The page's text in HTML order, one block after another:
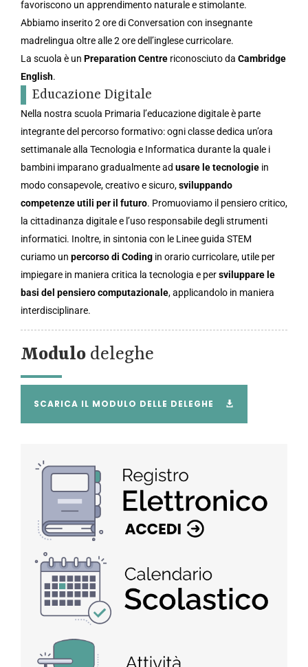
favoriscono un apprendimento naturale e stimolante.
Abbiamo inserito 2 ore di Conversation con insegnante
madrelingua oltre alle 2 ore dell’inglese curricolare.
La scuola è un Preparation Centre riconosciuto da Cambridge
English.
Educazione Digitale
Nella nostra scuola Primaria l’educazione digitale è parte
integrante del percorso formativo: ogni classe dedica un’ora
settimanale alla Tecnologia e Informatica durante la quale i
bambini imparano gradualmente ad usare le tecnologie in
modo consapevole, creativo e sicuro,sviluppando
competenze utili per il futuro. Promuoviamo il pensiero critico,
la cittadinanza digitale e l’uso responsabile degli strumenti
informatici. Inoltre, in sintonia con le Linee guida STEM
curiamo un percorso di Coding in orario curricolare, utile per
impiegare in maniera critica la tecnologia e persviluppare le
basi del pensiero computazionale, applicandolo in maniera
interdisciplinare.
Modulo deleghe
SCARICA IL MODULO DELLE DELEGHE